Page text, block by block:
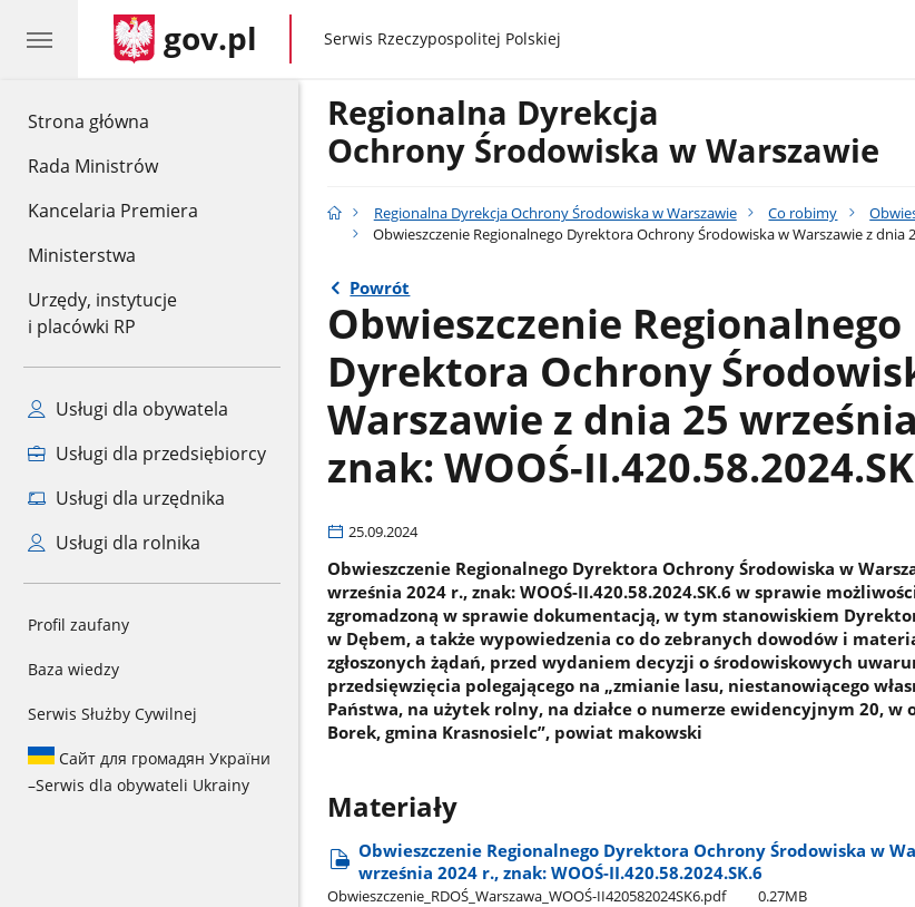
Strona główna
Rada Ministrów
Kancelaria Premiera
Ministerstwa
Urzędy, instytucje
i placówki RP
Usługi dla obywatela
Usługi dla przedsiębiorcy
Usługi dla urzędnika
Usługi dla rolnika
Profil zaufany
Baza wiedzy
Serwis Służby Cywilnej
Сайт для громадян України
–Serwis dla obywateli Ukrainy
gov.pl gov.pl
Serwis Rzeczypospolitej Polskiej
Regionalna Dyrekcja
Ochrony Środowiska w Warszawie
Regionalna Dyrekcja Ochrony Środowiska w Warszawie Co robimy
Obwieszczenie Regionalnego Dyrektora Ochrony Środowiska w Warszawie z dnia
Powrót
Obwieszczenie Regionalnego
Dyrektora Ochrony
Warszawie z dnia 25
znak: WOOŚ-
25.09.2024
Obwieszczenie Regionalnego Dyrektora Ochrony Środowiska w
września 2024 r., znak: WOOŚ-II.420.58.2024.SK.6 w sprawie
zgromadzoną w sprawie dokumentacją, w tym stanowiskiem
w Dębem, a także wypowiedzenia co do zebranych dowodów i
zgłoszonych żądań, przed wydaniem decyzji o środowiskowych
przedsięwzięcia polegającego na „zmianie lasu, niestanowiącego
Państwa, na użytek rolny, na działce o numerze ewidencyjnym 20, w
Borek, gmina Krasnosielc”, powiat makowski
Materiały
Obwieszczenie Regionalnego Dyrektora Ochrony Środowiska w
września 2024 r., znak: WOOŚ-II.420.58.2024.SK.6
Obwieszczenie​_RDOŚ​_Warszawa​_WOOŚ-II420582024SK6.pdf 0.27MB